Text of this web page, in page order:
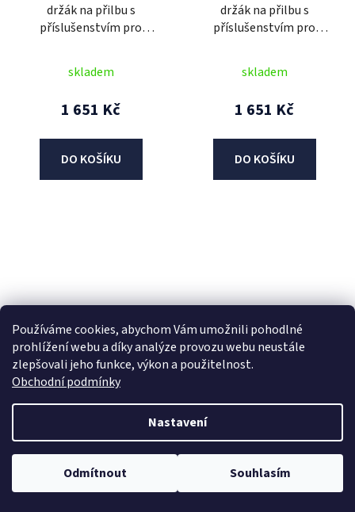
Používáme cookies, abychom Vám umožnili pohodlné
prohlížení webu a díky analýze provozu webu neustále
zlepšovali jeho funkce, výkon a použitelnost.
Obchodní podmínky
Nastavení
Odmítnout Souhlasím
držák na přilbu s
příslušenstvím pro
skladem
1 651 Kč
DO KOŠÍKU
držák na přilbu s
příslušenstvím pro
skladem
1 651 Kč
DO KOŠÍKU
držák na přilbu s
příslušenstvím pro
1 779 Kč
GPS Tracker pro
2 499 Kč